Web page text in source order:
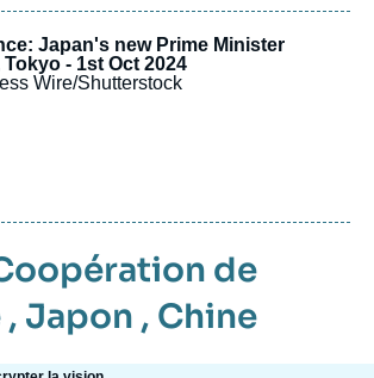
Japan's new Prime Minister
- 1st Oct 2024
Wire/Shutterstock
de
, Japon , Chine